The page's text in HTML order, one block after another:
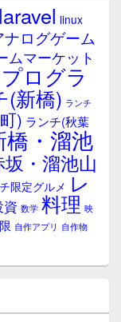
laravel linux
ナログゲーム
ムマーケット
プログラ
(新橋) ランチ
) ランチ(秋葉
・溜池
・溜池山
限定グルメ レ
資 数学 料理 映
自作アプリ 自作物